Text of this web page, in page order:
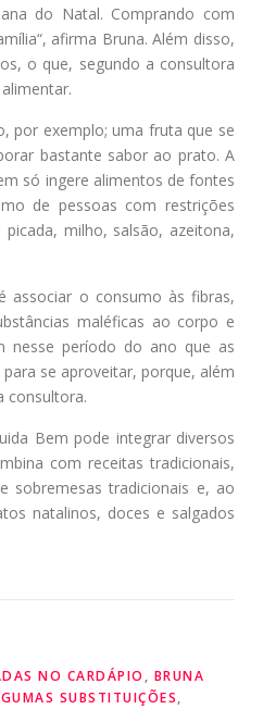
do Natal. Comprando com
afirma Bruna. Além disso,
o que, segundo a consultora
por exemplo; uma fruta que se
bastante sabor ao prato. A
só ingere alimentos de fontes
de pessoas com restrições
milho, salsão, azeitona,
associar o consumo às fibras,
maléficas ao corpo e
nesse período do ano que as
se aproveitar, porque, além
consultora.
Bem pode integrar diversos
com receitas tradicionais,
sobremesas tradicionais e, ao
natalinos, doces e salgados
NO CARDÁPIO , BRUNA
SUBSTITUIÇÕES,